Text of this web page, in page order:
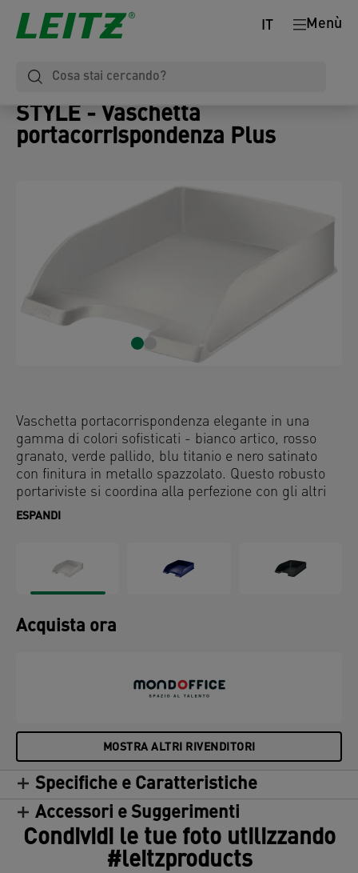
Menù
IT
STYLE - Vaschetta
portacorrispondenza Plus
Vaschetta portacorrispondenza elegante in una
gamma di colori sofisticati - bianco artico, rosso
granato, verde pallido, blu titanio e nero satinato
con finitura in metallo spazzolato. Questo robusto
portariviste si coordina alla perfezione con gli altri
prodotti della gamma Leitz Style.
ESPANDI
Acquista ora
MOSTRA ALTRI RIVENDITORI
Specifiche e Caratteristiche
Accessori e Suggerimenti
Condividi le tue foto utilizzando
#leitzproducts